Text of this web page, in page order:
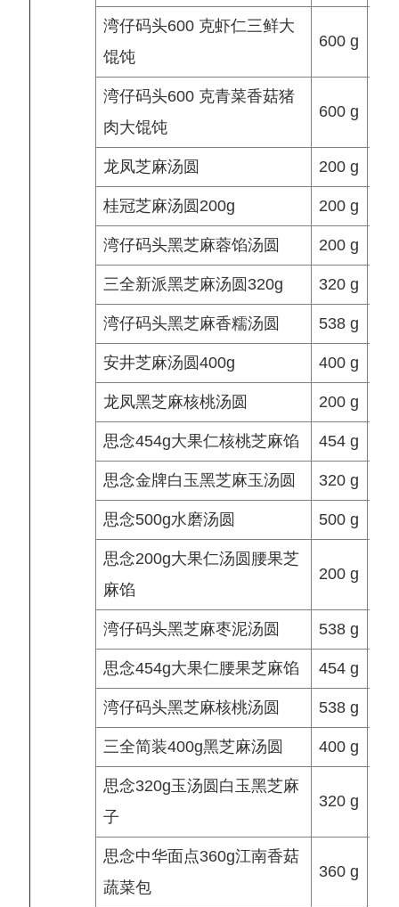
湾仔码头600 克虾仁三鲜大
馄饨
600 g
湾仔码头600 克青菜香菇猪
肉大馄饨
600 g
龙凤芝麻汤圆 200 g
桂冠芝麻汤圆200g 200 g
湾仔码头黑芝麻蓉馅汤圆 200 g
三全新派黑芝麻汤圆320g 320 g
湾仔码头黑芝麻香糯汤圆 538 g
安井芝麻汤圆400g 400 g
龙凤黑芝麻核桃汤圆 200 g
思念454g大果仁核桃芝麻馅 454 g
思念金牌白玉黑芝麻玉汤圆 320 g
思念500g水磨汤圆 500 g
思念200g大果仁汤圆腰果芝
麻馅
200 g
湾仔码头黑芝麻枣泥汤圆 538 g
思念454g大果仁腰果芝麻馅 454 g
湾仔码头黑芝麻核桃汤圆 538 g
三全简装400g黑芝麻汤圆 400 g
思念320g玉汤圆白玉黑芝麻
子
320 g
思念中华面点360g江南香菇
蔬菜包
360 g